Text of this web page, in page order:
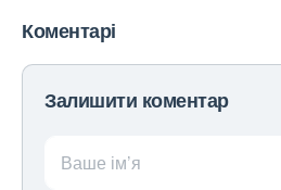
Коментарі
Залишити коментар
Ваше ім’я